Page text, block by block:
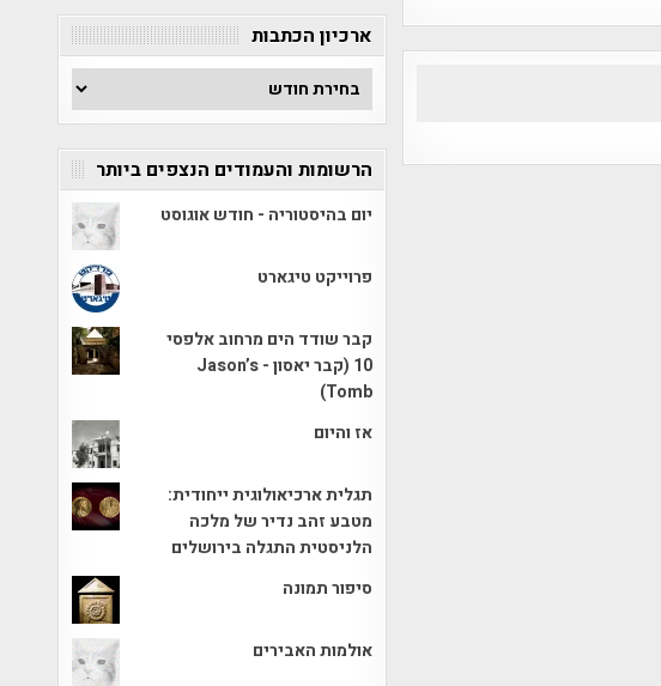
ארכיון הכתבות
ארכיון
הכתבות
הרשומות והעמודים הנצפים ביותר
יום בהיסטוריה - חודש אוגוסט
פרוייקט טיגארט
קבר שודד הים מרחוב אלפסי
10 (קבר יאסון - Jason’s
Tomb)
אז והיום
תגלית ארכיאולוגית ייחודית:
מטבע זהב נדיר של מלכה
הלניסטית התגלה בירושלים
סיפור תמונה
אולמות האבירים